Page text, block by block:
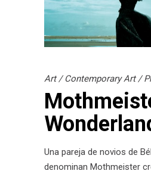
Art/Contemporary Art/
Una pareja de novios de
denominan Mothmeister